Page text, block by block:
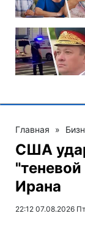
Главная »
США
Ирана
22:12 07.08.2026 Пт